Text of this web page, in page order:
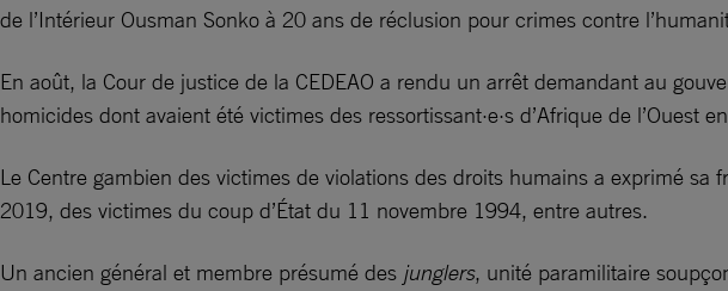
de l’Intérieur Ousman Sonko à 20 ans de réclusion pour crimes contre
En août, la Cour de justice de la CEDEAO a rendu un arrêt demandant au
homicides dont avaient été victimes des ressortissant·e·s d’Afrique de l’Ouest
Le Centre gambien des victimes de violations des droits humains a exprimé
2019, des victimes du coup d’État du 11 novembre 1994, entre autres.
Un ancien général et membre présumé des junglers, unité paramilitaire